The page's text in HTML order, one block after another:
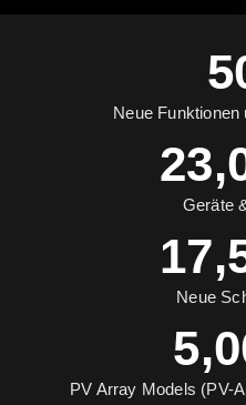
Neue Funktionen
Geräte
Neue
PV Array Models (PV-